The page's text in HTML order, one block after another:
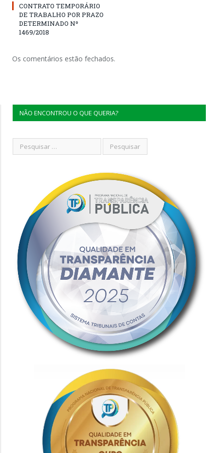
CONTRATO TEMPORÁRIO
DE TRABALHO POR PRAZO
DETERMINADO Nº
1469/2018
Os comentários estão fechados.
NÃO ENCONTROU O QUE QUERIA?